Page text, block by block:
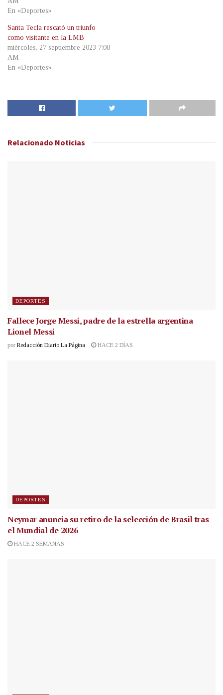
En «Deportes»
Santa Tecla rescató un triunfo
como visitante en la LMB
miércoles, 27 septiembre 2023 7:00
AM
En «Deportes»
Relacionado Noticias
DEPORTES
Fallece Jorge Messi, padre de la estrella argentina
Lionel Messi
por Redacción Diario La Página HACE 2 DÍAS
DEPORTES
Neymar anuncia su retiro de la selección de Brasil tras
el Mundial de 2026
HACE 2 SEMANAS